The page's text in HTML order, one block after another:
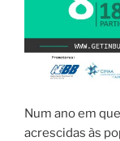
Num ano em
acrescidas às